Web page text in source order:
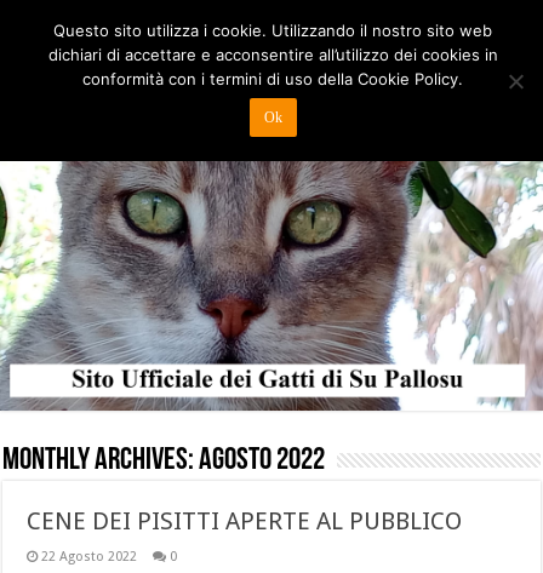
Monthly Archives:Agosto 2022
CENE DEI PISITTI APERTE AL PUBBLICO
22 Agosto 2022 0
Questo sito utilizza i cookie. Utilizzando il nostro sito web
dichiari di accettare e acconsentire all’utilizzo dei cookies in
conformità con i termini di uso della Cookie Policy.
Ok